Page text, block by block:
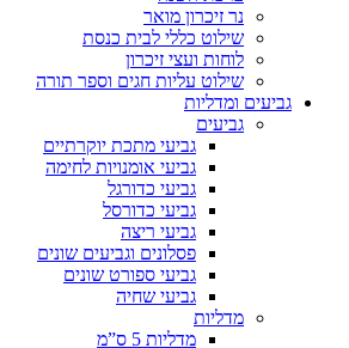
נר זיכרון מואר
שילוט כללי לבית כנסת
לוחות ועצי זיכרון
שילוט עליות חגים וספר תורה
גביעים ומדליות
גביעים
גביעי מתכת יוקרתיים
גביעי אומנויות לחימה
גביעי כדורגל
גביעי כדורסל
גביעי ריצה
פסלונים וגביעים שונים
גביעי ספורט שונים
גביעי שחיה
מדליות
מדליות 5 ס”מ